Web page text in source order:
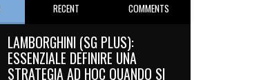
RECENT COMMENTS
LAMBORGHINI (SG PLUS):
ESSENZIALE DEFINIRE UNA
STRATEGIA AD HOC QUANDO SI